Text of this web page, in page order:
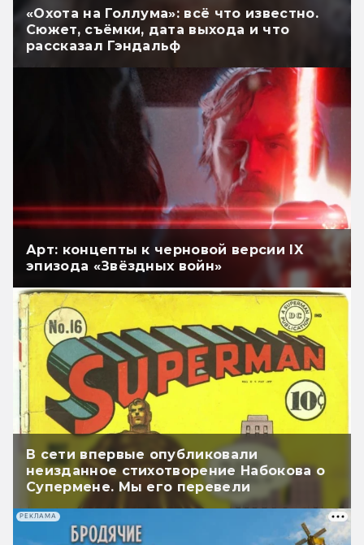
«Охота на Голлума»: всё что известно.
Сюжет, съёмки, дата выхода и что
рассказал Гэндальф
Арт: концепты к черновой версии IX
эпизода «Звёздных войн»
В сети впервые опубликовали
неизданное стихотворение Набокова о
Супермене. Мы его перевели
РЕКЛАМА